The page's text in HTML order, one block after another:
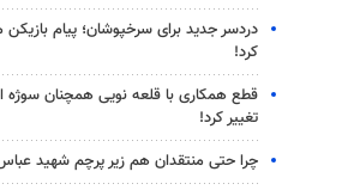
دردسر جدید برای سرخپوشان؛ پیام بازیکن
کرد!
قطع همکاری با قلعه نویی همچنان
تغییر کرد!
چرا حتی منتقدان هم زیر پرچم شهید عباس